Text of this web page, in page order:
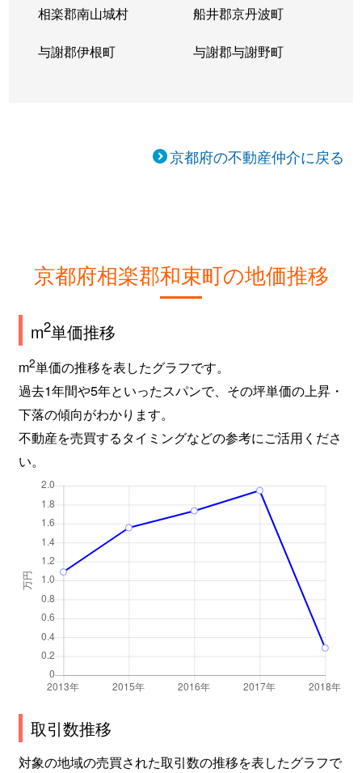
相楽郡南山城村 船井郡京丹波町
与謝郡伊根町 与謝郡与謝野町
京都府の不動産仲介に戻る
京都府相楽郡和束町の地価推移
m2単価推移
m2単価の推移を表したグラフです。
過去1年間や5年といったスパンで、その坪単価の上昇・
下落の傾向がわかります。
不動産を売買するタイミングなどの参考にご活用くださ
い。
取引数推移
対象の地域の売買された取引数の推移を表したグラフで